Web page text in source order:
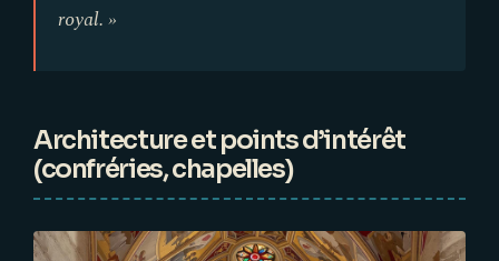
royal. »
Architecture et points d’intérêt
(confréries, chapelles)